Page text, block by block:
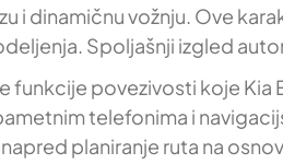
i dinamičnu vožnju. Ove
Spoljašnji izgled
funkcije povezivosti koje Kia
telefonima i
planiranje ruta na